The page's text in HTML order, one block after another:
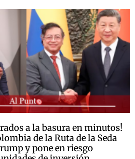
a la basura en minutos!
de la Ruta de la Seda
y pone en riesgo